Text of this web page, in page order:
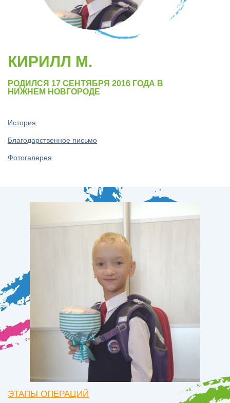
КИРИЛЛ М.
РОДИЛСЯ 17 СЕНТЯБРЯ 2016 ГОДА В
НИЖНЕМ НОВГОРОДЕ
История
Благодарственное письмо
Фотогалерея
ЭТАПЫ ОПЕРАЦИЙ